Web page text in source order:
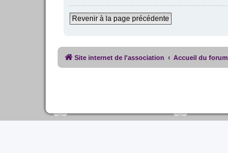
Revenir à la page précédente
Site internet de l'association Accueil du forum